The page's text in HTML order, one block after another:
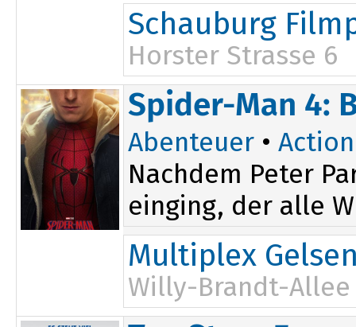
15:00
16:00
19:00
20:15
Schauburg
Horster Strasse 6
15:00
17:15
20:00
Spider-Man 4:
Abenteuer • Action
Nachdem Peter
einging, der alle
Multiplex
Willy-Brandt-Allee
15:00
20:30